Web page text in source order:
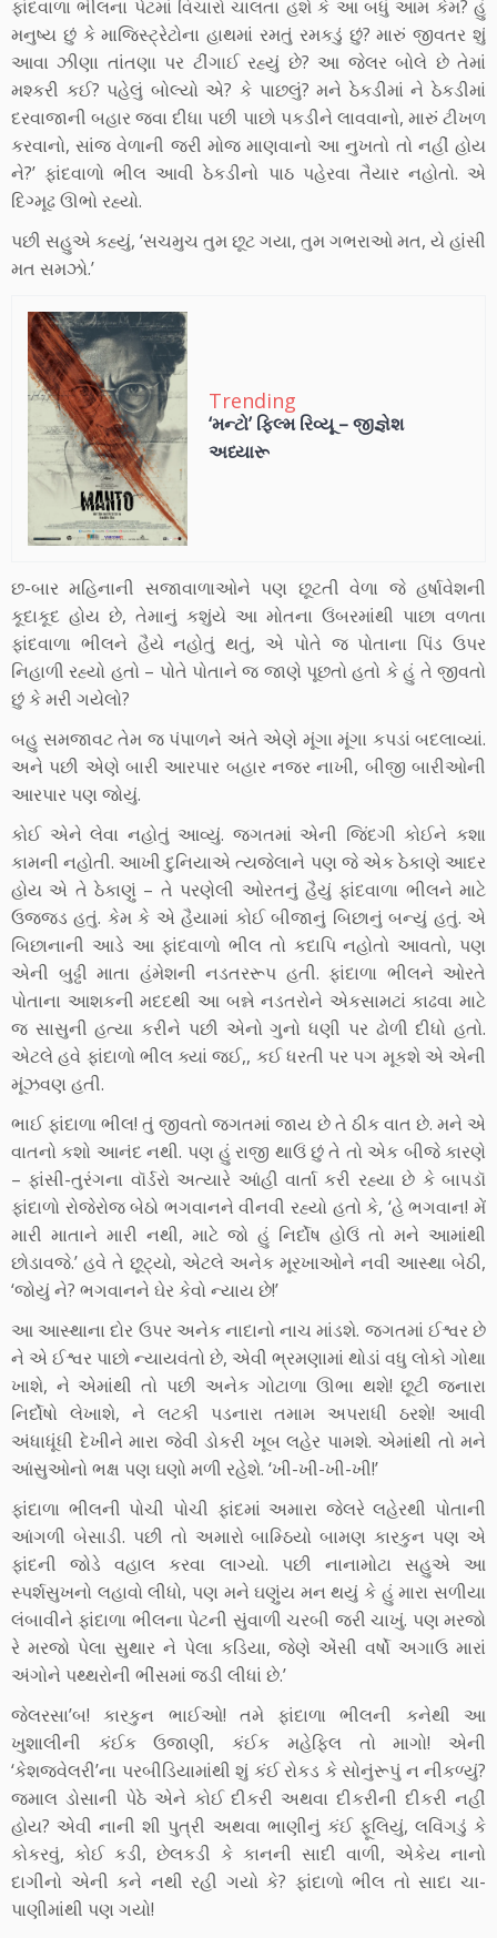
ફાંદવાળા ભીલના પેટમાં વિચારો ચાલતા હશે કે આ બધું આમ કેમ? હું
મનુષ્ય છું કે માજિસ્ટ્રેટોના હાથમાં રમતું રમકડું છું? મારું જીવતર શું
આવા ઝીણા તાંતણા પર ટીંગાઈ રહ્યું છે? આ જેલર બોલે છે તેમાં
મશ્કરી કઈ? પહેલું બોલ્યો એ? કે પાછલું? મને ઠેકડીમાં ને ઠેકડીમાં
દરવાજાની બહાર જવા દીધા પછી પાછો પકડીને લાવવાનો, મારું ટીખળ
કરવાનો, સાંજ વેળાની જરી મોજ માણવાનો આ નુખતો તો નહીં હોય
ને?’ ફાંદવાળો ભીલ આવી ઠેકડીનો પાઠ પહેરવા તૈયાર નહોતો. એ
દિગ્મૂઢ ઊભો રહ્યો.
પછી સહુએ કહ્યું, ‘સચમુચ તુમ છૂટ ગયા, તુમ ગભરાઓ મત, યે હાંસી
મત સમઝો.’
Trending
‘મન્ટો’ ફિલ્મ રિવ્યૂ – જીજ્ઞેશ
અધ્યારૂ
છ-બાર મહિનાની સજાવાળાઓને પણ છૂટતી વેળા જે હર્ષાવેશની
કૂદાકૂદ હોય છે, તેમાનું કશુંયે આ મોતના ઉંબરમાંથી પાછા વળતા
ફાંદવાળા ભીલને હૈયે નહોતું થતું, એ પોતે જ પોતાના પિંડ ઉપર
નિહાળી રહ્યો હતો – પોતે પોતાને જ જાણે પૂછતો હતો કે હું તે જીવતો
છું કે મરી ગયેલો?
બહુ સમજાવટ તેમ જ પંપાળને અંતે એણે મૂંગા મૂંગા કપડાં બદલાવ્યાં.
અને પછી એણે બારી આરપાર બહાર નજર નાખી, બીજી બારીઓની
આરપાર પણ જોયું.
કોઈ એને લેવા નહોતું આવ્યું. જગતમાં એની જિંદગી કોઈને કશા
કામની નહોતી. આખી દુનિયાએ ત્યજેલાને પણ જે એક ઠેકાણે આદર
હોય એ તે ઠેકાણું – તે પરણેલી ઓરતનું હૈયું ફાંદવાળા ભીલને માટે
ઉજ્જડ હતું. કેમ કે એ હૈયામાં કોઈ બીજાનું બિછાનું બન્યું હતું. એ
બિછાનાની આડે આ ફાંદવાળો ભીલ તો કદાપિ નહોતો આવતો, પણ
એની બુઢ્ઢી માતા હંમેશની નડતરરૂપ હતી. ફાંદાળા ભીલને ઓરતે
પોતાના આશકની મદદથી આ બન્ને નડતરોને એકસામટાં કાઢવા માટે
જ સાસુની હત્યા કરીને પછી એનો ગુનો ધણી પર ઢોળી દીધો હતો.
એટલે હવે ફાંદાળો ભીલ ક્યાં જઈ,, કઈ ધરતી પર પગ મૂકશે એ એની
મૂંઝવણ હતી.
ભાઈ ફાંદાળા ભીલ! તું જીવતો જગતમાં જાય છે તે ઠીક વાત છે. મને એ
વાતનો કશો આનંદ નથી. પણ હું રાજી થાઉં છું તે તો એક બીજે કારણે
– ફાંસી-તુરંગના વૉર્ડરો અત્યારે આંહી વાર્તા કરી રહ્યા છે કે બાપડૉ
ફાંદાળો રોજેરોજ બેઠો ભગવાનને વીનવી રહ્યો હતો કે, ‘હે ભગવાન! મેં
મારી માતાને મારી નથી, માટે જો હું નિર્દોષ હોઉં તો મને આમાંથી
છોડાવજે.’ હવે તે છૂટ્યો, એટલે અનેક મૂરખાઓને નવી આસ્થા બેઠી,
‘જોયું ને? ભગવાનને ઘેર કેવો ન્યાય છે!’
આ આસ્થાના દોર ઉપર અનેક નાદાનો નાચ માંડશે. જગતમાં ઈશ્વર છે
ને એ ઈશ્વર પાછો ન્યાયવંતો છે, એવી ભ્રમણામાં થોડાં વધુ લોકો ગોથા
ખાશે, ને એમાંથી તો પછી અનેક ગોટાળા ઊભા થશે! છૂટી જનારા
નિર્દોષો લેખાશે, ને લટકી પડનારા તમામ અપરાધી ઠરશે! આવી
અંધાધૂંધી દેખીને મારા જેવી ડોકરી ખૂબ લહેર પામશે. એમાંથી તો મને
આંસુઓનો ભક્ષ પણ ઘણો મળી રહેશે. ‘ખી-ખી-ખી-ખી!’
ફાંદાળા ભીલની પોચી પોચી ફાંદમાં અમારા જેલરે લહેરથી પોતાની
આંગળી બેસાડી. પછી તો અમારો બામ્ઠિયો બામણ કારકુન પણ એ
ફાંદની જોડે વહાલ કરવા લાગ્યો. પછી નાનામોટા સહુએ આ
સ્પર્શસુખનો લહાવો લીધો, પણ મને ઘણુંય મન થયું કે હું મારા સળીયા
લંબાવીને ફાંદાળા ભીલના પેટની સુંવાળી ચરબી જરી ચાખું. પણ મરજો
રે મરજો પેલા સુથાર ને પેલા કડિયા, જેણે એંસી વર્ષો અગાઉ મારાં
અંગોને પથ્થરોની ભીંસમાં જડી લીધાં છે.’
જેલરસા’બ! કારકુન ભાઈઓ! તમે ફાંદાળા ભીલની કનેથી આ
ખુશાલીની કંઈક ઉજાણી, કંઈક મહેફિલ તો માગો! એની
‘કેશજ્વેલરી’ના પરબીડિયામાંથી શું કંઈ રોકડ કે સોનુંરૂપું ન નીકળ્યું?
જમાલ ડોસાની પેઠે એને કોઈ દીકરી અથવા દીકરીની દીકરી નહીં
હોય? એવી નાની શી પુત્રી અથવા ભાણીનું કંઈ ફૂલિયું, લવિંગડું કે
કોકરવું, કોઈ કડી, છેલકડી કે કાનની સાદી વાળી, એકેય નાનો
દાગીનો એની કને નથી રહી ગયો કે? ફાંદાળો ભીલ તો સાદા ચા-
પાણીમાંથી પણ ગયો!